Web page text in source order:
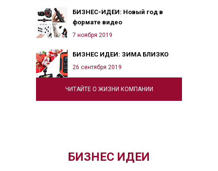
ЧИТАЙТЕ О ЖИЗНИ КОМПАНИИ
БИЗНЕС-ИДЕИ: Новый год в
формате видео
7 ноября 2019
БИЗНЕС ИДЕИ: ЗИМА БЛИЗКО
26 сентября 2019
БИЗНЕС ИДЕИ